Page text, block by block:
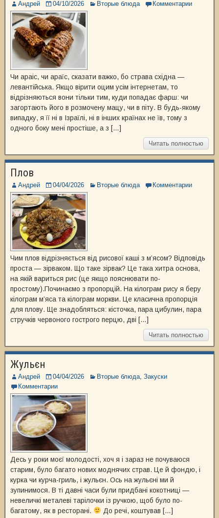
Андрей 04/10/2026 Вторые блюда Комментарии
Чи араіс, чи араїс, сказати важко, бо страва східна —
левантійська. Якщо вірити оцим усім інтернетам, то
відрізняються вони тільки тим, куди попадає фарш: чи
загортають його в розмочену мацу, чи в піту. В будь-якому
випадку, я її ні в Ізраїлі, ні в інших країнах не їв, тому з
одного боку мені простіше, а з […]
Читать полностью
Плов
Андрей 04/04/2026 Вторые блюда Комментарии
Чим плов відрізняється від рисової каші з м’ясом? Відповідь
проста — зірваком. Що таке зірвак? Це така хитра основа,
на якій вариться рис (це якщо пояснювати по-
простому).Починаємо з пропорцій. На кілограм рису я беру
кілограм м’яса та кілограм моркви. Це класична пропорція
для плову. Ще знадобляться: кісточка, пара цибулин, пара
стручків червоного гострого перцю, дві […]
Читать полностью
Жульєн
Андрей 04/04/2026 Вторые блюда, Закуски
Комментарии
Десь у роки моєї молодості, хоч я і зараз не почуваюся
старим, було багато нових моднячих страв. Це й фондю, і
курка чи курча-гриль, і жульєн. Ось на жульєні ми й
зупинимося. В ті давні часи були придбані кокотниці —
невеличкі металеві тарілочки із ручкою, щоб було по-
багатому, як в ресторані.
До речі, коштував […]